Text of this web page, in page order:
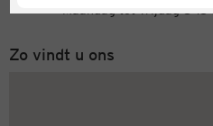
Zo vindt u ons